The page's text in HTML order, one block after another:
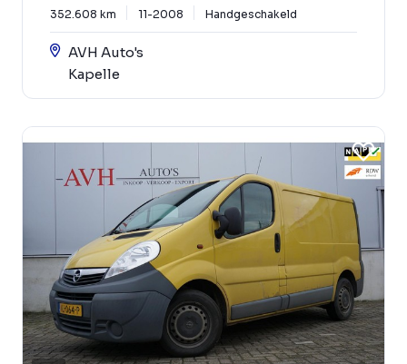
352.608 km 11-2008 Handgeschakeld
AVH Auto's
Kapelle